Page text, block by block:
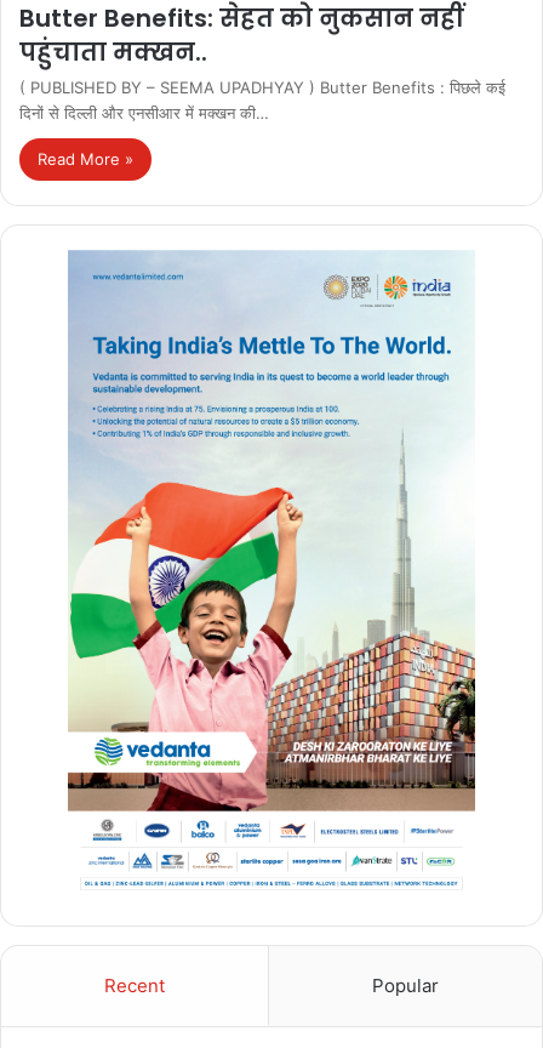
Butter Benefits: सेहत को नुकसान नहीं
पहुंचाता मक्खन..
( PUBLISHED BY – SEEMA UPADHYAY ) Butter Benefits : पिछले कई
दिनों से दिल्ली और एनसीआर में मक्खन की…
Read More »
Recent Popular